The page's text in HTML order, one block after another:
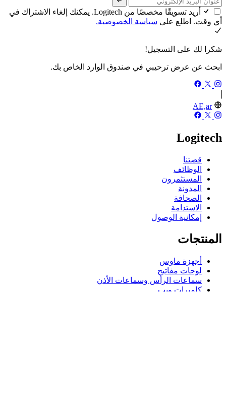
أريد تسويقًا مخصصًا من Logitech. يمكنك إلغاء الاشتراك في
أي وقت. اطلع على سياسة الخصوصية.
شكرا لك على التسجيل!
ابحث عن عرض ترحيبي في صندوق الوارد الخاص بك.
AE,ar
Logitech
قصتنا
الوظائف
المستثمرون
المدونة
الصحافة
الاستدامة
إمكانية الوصول
المنتجات
أجهزة ماوس
لوحات مفاتيح
سماعات الرأس وسماعات الأذن
كاميرات ويب